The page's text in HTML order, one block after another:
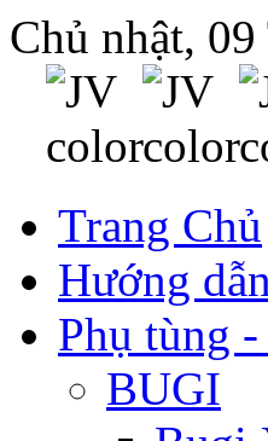
Chủ nhật,
Trang Chủ
Hướng
Phụ tùng
BUGI